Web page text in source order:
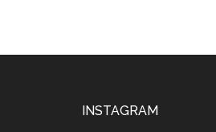
INSTAGRAM